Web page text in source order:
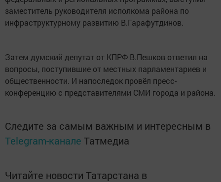
заместитель руководителя исполкома района по
инфраструктурному развитию В.Гарафутдинов.
Затем думский депутат от КПРФ В.Пешков ответил на
вопросы, поступившие от местных парламентариев и
общественности. И напоследок провёл пресс-
конференцию с представителями СМИ города и района.
Следите за самым важным и интересным в
Telegram-канале Татмедиа
Читайте новости Татарстана в